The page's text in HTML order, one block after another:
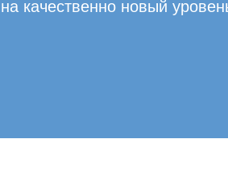
на качественно новый